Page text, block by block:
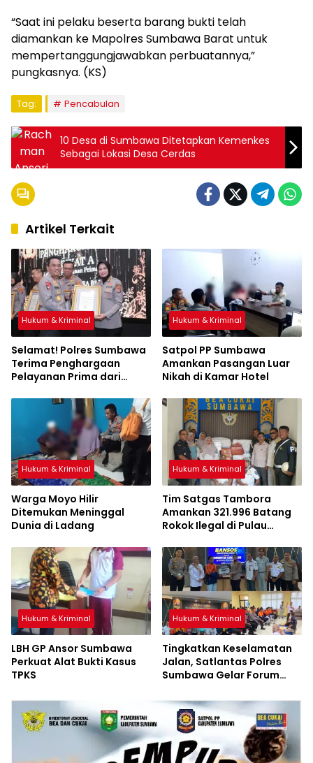
“Saat ini pelaku beserta barang bukti telah
diamankan ke Mapolres Sumbawa Barat untuk
mempertanggungjawabkan perbuatannya,”
pungkasnya. (KS)
Tag: Pencabulan
10 Desa di Sumbawa Ditetapkan Kemenkes
Sebagai Lokasi Desa Cerdas
Artikel Terkait
Hukum & Kriminal
Selamat! Polres Sumbawa
Terima Penghargaan
Pelayanan Prima dari
Hukum & Kriminal
Satpol PP Sumbawa
Amankan Pasangan Luar
Nikah di Kamar Hotel
Hukum & Kriminal
Warga Moyo Hilir
Ditemukan Meninggal
Dunia di Ladang
Hukum & Kriminal
Tim Satgas Tambora
Amankan 321.996 Batang
Rokok Ilegal di Pulau
Hukum & Kriminal
LBH GP Ansor Sumbawa
Perkuat Alat Bukti Kasus
TPKS
Hukum & Kriminal
Tingkatkan Keselamatan
Jalan, Satlantas Polres
Sumbawa Gelar Forum
Bagikan Bansos